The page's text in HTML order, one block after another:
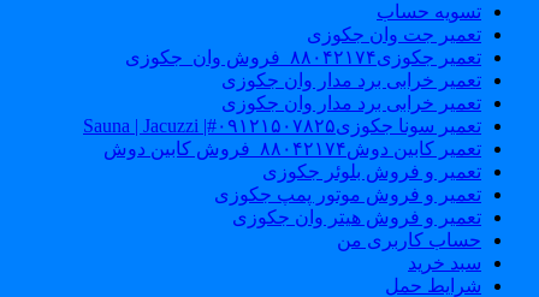
تسویه حساب
تعمیر جت وان جکوزی
تعمیر جکوزی۸۸۰۴۲۱۷۴_فروش وان_جکوزی
تعمیر خرابی برد مدار وان جکوزی
تعمیر خرابی برد مدار وان جکوزی
تعمیر سونا جکوزی۰۹۱۲۱۵۰۷۸۲۵#| Sauna | Jacuzzi
تعمیر کابین دوش۸۸۰۴۲۱۷۴_فروش کابین دوش
تعمیر و فروش بلوئر جکوزی
تعمیر و فروش موتور پمپ جکوزی
تعمیر و فروش هیتر وان جکوزی
حساب کاربری من
سبد خرید
شرایط حمل